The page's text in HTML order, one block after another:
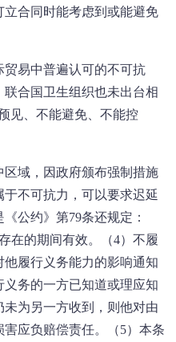
合同时能考虑到或能避免
易中普遍认可的不可抗
合国卫生组织也未出台相
见、不能避免、不能控
域，因政府颁布强制措施
不可抗力，可以要求迟延
公约》第79条还规定：
在的期间有效。（4）不履
履行义务能力的影响通知
务的一方已知道或理应知
为另一方收到，则他对由
应负赔偿责任。（5）本条